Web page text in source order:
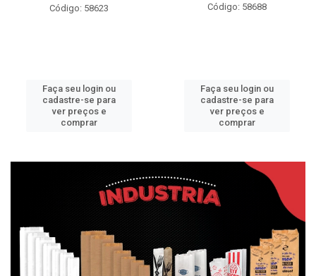
Código: 58623
Faça seu login ou
cadastre-se para
ver preços e
comprar
Código: 58688
Faça seu login ou
cadastre-se para
ver preços e
comprar